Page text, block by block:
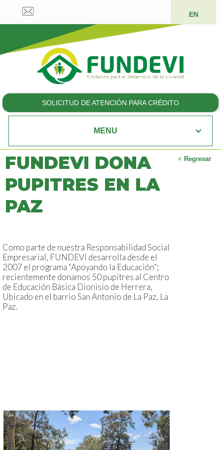
EN
SOLICITUD DE ATENCIÓN PARA CRÉDITO
MENU
< Regresar
FUNDEVI DONA
PUPITRES EN LA
PAZ
Como parte de nuestra Responsabilidad Social
Empresarial, FUNDEVI desarrolla desde el
2007 el programa “Apoyando la Educación”;
recientemente donamos 50 pupitres al Centro
de Educación Básica Dionisio de Herrera,
Ubicado en el barrio San Antonio de La Paz, La
Paz.